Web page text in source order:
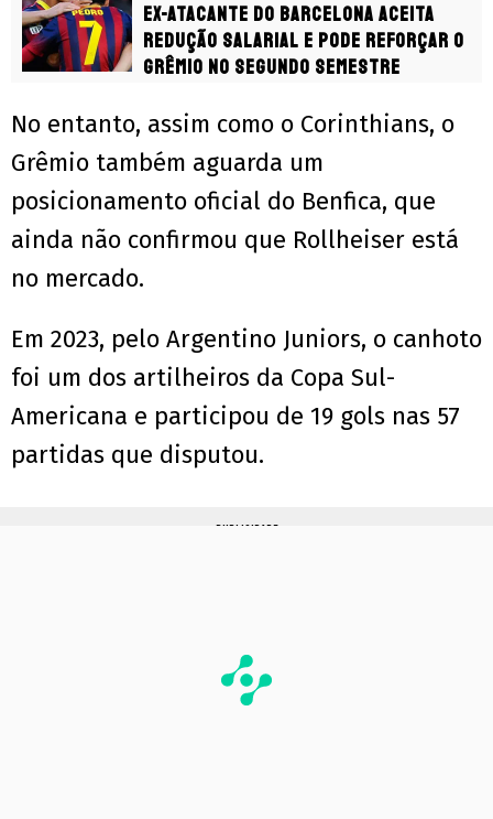
Ex-atacante do Barcelona aceita
redução salarial e pode reforçar o
Grêmio no segundo semestre
No entanto, assim como o Corinthians, o
Grêmio também aguarda um
posicionamento oficial do Benfica, que
ainda não confirmou que Rollheiser está
no mercado.
Em 2023, pelo Argentino Juniors, o canhoto
foi um dos artilheiros da Copa Sul-
Americana e participou de 19 gols nas 57
partidas que disputou.
PUBLICIDADE